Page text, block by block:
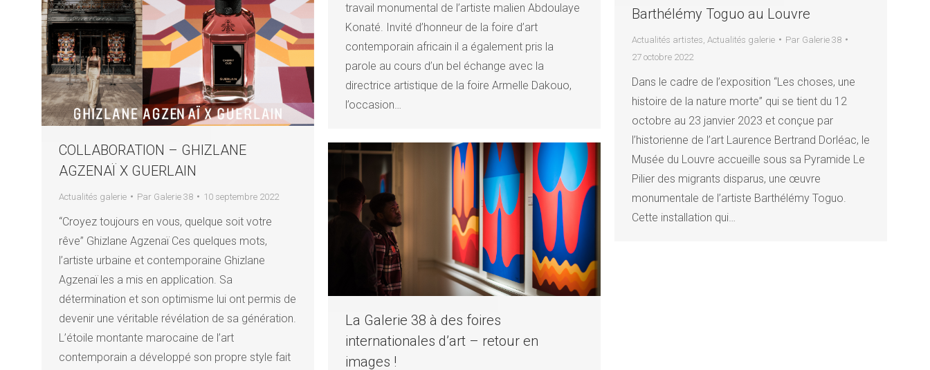
travail monumental de l’artiste malien Abdoulaye
Konaté. Invité d’honneur de la foire d’art
contemporain africain il a également pris la
parole au cours d’un bel échange avec la
directrice artistique de la foire Armelle Dakouo,
l’occasion…
Barthélémy Toguo au Louvre
Actualités artistes Actualités galerie Par Galerie 38
27 octobre 2022
Dans le cadre de l’exposition “Les choses, une
histoire de la nature morte” qui se tient du 12
octobre au 23 janvier 2023 et conçue par
l’historienne de l’art Laurence Bertrand Dorléac, le
Musée du Louvre accueille sous sa Pyramide Le
Pilier des migrants disparus, une œuvre
monumentale de l’artiste Barthélémy Toguo.
Cette installation qui…
COLLABORATION – GHIZLANE
AGZENAÏ X GUERLAIN
Actualités galerie Par Galerie 38 10 septembre 2022
“Croyez toujours en vous, quelque soit votre
rêve” Ghizlane Agzenaï Ces quelques mots,
l’artiste urbaine et contemporaine Ghizlane
Agzenaï les a mis en application. Sa
détermination et son optimisme lui ont permis de
devenir une véritable révélation de sa génération.
L’étoile montante marocaine de l’art
contemporain a développé son propre style fait
La Galerie 38 à des foires
internationales d’art – retour en
images !